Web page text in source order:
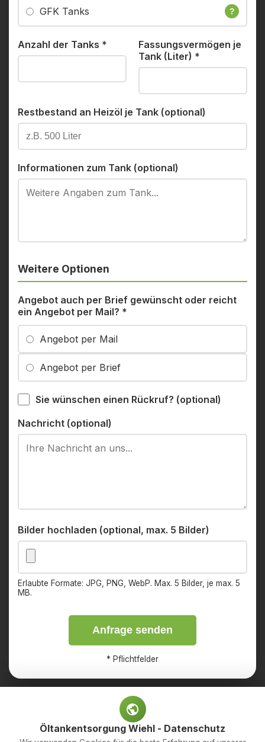
GFK Tanks ?
Anzahl der Tanks *
Fassungsvermögen je
Tank (Liter) *
Restbestand an Heizöl je Tank (optional)
Informationen zum Tank (optional)
Weitere Optionen
Angebot auch per Brief gewünscht oder reicht
ein Angebot per Mail? *
Angebot per Mail
Angebot per Brief
Sie wünschen einen Rückruf? (optional)
Nachricht (optional)
Bilder hochladen (optional, max. 5 Bilder)
Erlaubte Formate: JPG, PNG, WebP. Max. 5 Bilder, je max. 5
MB.
Anfrage senden
* Pflichtfelder
ImpressumDatenschutz
Öltankentsorgung Wiehl - Datenschutz